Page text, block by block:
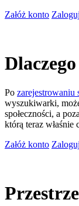
Załóż konto
Po zarejestrowaniu
wyszukiwarki,
społeczności, a
którą teraz właśnie
Załóż konto